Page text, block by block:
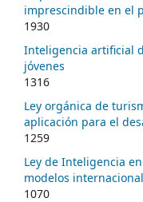
imprescindible en el
1930
Inteligencia artificial
jóvenes
1316
Ley orgánica de
aplicación para el
1259
Ley de Inteligencia
modelos
1070